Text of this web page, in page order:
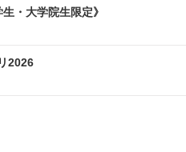
・大学院生限定》
2026